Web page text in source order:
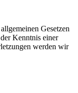
Gesetzen
Kenntnis einer
werden wir